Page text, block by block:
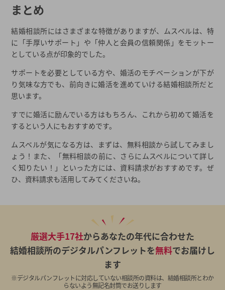
まとめ
結婚相談所にはさまざまな特徴がありますが、ムスベルは、特
に「手厚いサポート」や「仲人と会員の信頼関係」をモットー
としている点が印象的でした。
サポートを必要としている方や、婚活のモチベーションが下が
り気味な方でも、前向きに婚活を進めていける結婚相談所だと
思います。
すでに婚活に励んでいる方はもちろん、これから初めて婚活を
するという人にもおすすめです。
ムスベルが気になる方は、まずは、無料相談から試してみまし
ょう！また、「無料相談の前に、さらにムスベルについて詳し
く知りたい！」といった方には、資料請求がおすすめです。ぜ
ひ、資料請求も活用してみてくださいね。
厳選大手17社からあなたの年代に合わせた
結婚相談所のデジタルパンフレットを無料でお届けし
ます
※デジタルパンフレットに対応していない相談所の資料は、結婚相談所とわか
らないよう無記名封筒でお送りします